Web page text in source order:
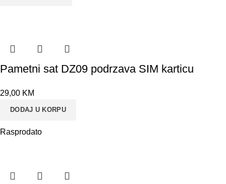
Pametni sat DZ09 podrzava SIM karticu
29,00 KM
DODAJ U KORPU
Rasprodato